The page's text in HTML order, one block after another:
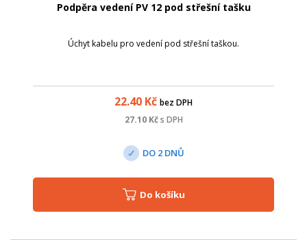
Podpěra vedení PV 12 pod střešní tašku
Úchyt kabelu pro vedení pod střešní taškou.
22.40 Kč bez DPH
27.10Kč s DPH
DO 2 DNŮ
Do košíku